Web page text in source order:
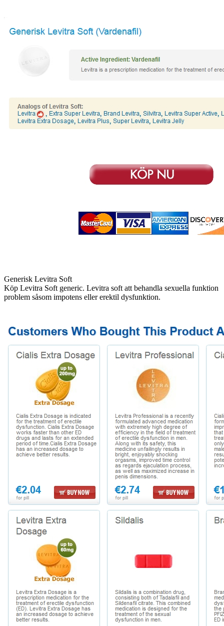
Generisk Levitra Soft
Köp Levitra Soft generic. Levitra soft att behandla sexuella funktion
problem såsom impotens eller erektil dysfunktion.